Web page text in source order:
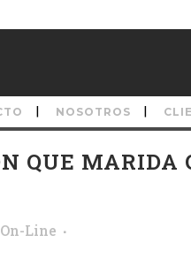
NOSOTROS
QUE MARIDA
Line